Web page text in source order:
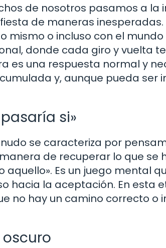
de nosotros pasamos a la
de maneras
mismo o incluso con el
donde cada giro y vuelta
es una respuesta normal y
y, aunque pueda ser
si»
se caracteriza por
de recuperar lo que se
Es un juego mental
hacia la aceptación. En esta
no hay un camino correcto o